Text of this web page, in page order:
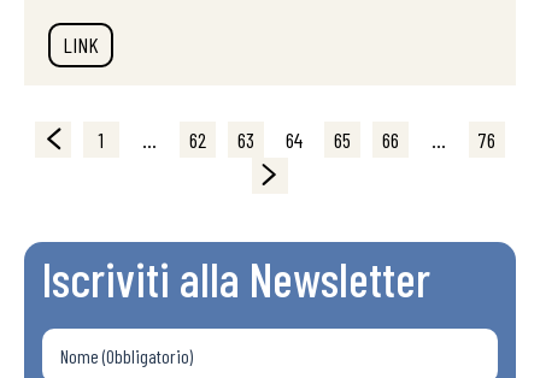
LINK
1 … 62 63 64 65 66 … 76
Iscriviti alla Newsletter